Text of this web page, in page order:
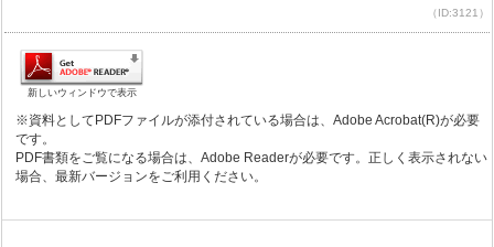
（ID:3121）
新しいウィンドウで表示
※資料としてPDFファイルが添付されている場合は、Adobe Acrobat(R)が必要
です。
PDF書類をご覧になる場合は、Adobe Readerが必要です。正しく表示されない
場合、最新バージョンをご利用ください。